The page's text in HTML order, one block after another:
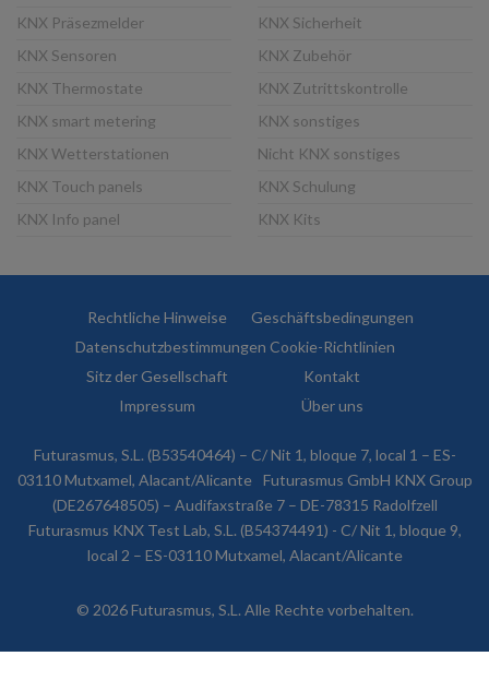
KNX Präsezmelder
KNX Sensoren
KNX Thermostate
KNX smart metering
KNX Wetterstationen
KNX Touch panels
KNX Info panel
KNX Sicherheit
KNX Zubehör
KNX Zutrittskontrolle
KNX sonstiges
Nicht KNX sonstiges
KNX Schulung
KNX Kits
Rechtliche Hinweise
Geschäftsbedingungen
Datenschutzbestimmungen Cookie-Richtlinien
Sitz der Gesellschaft
Kontakt
Impressum
Über uns
Futurasmus, S.L. (B53540464) – C/ Nit 1, bloque 7, local 1 – ES-
03110 Mutxamel, Alacant/Alicante
Futurasmus GmbH KNX Group
(DE267648505) – Audifaxstraße 7 – DE-78315 Radolfzell
Futurasmus KNX Test Lab, S.L. (B54374491) - C/ Nit 1, bloque 9,
local 2 – ES-03110 Mutxamel, Alacant/Alicante
© 2026 Futurasmus, S.L. Alle Rechte vorbehalten.